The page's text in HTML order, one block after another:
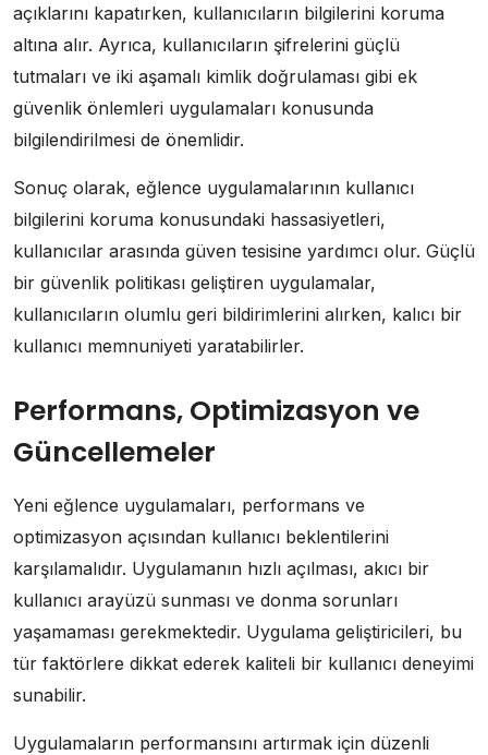
açıklarını kapatırken, kullanıcıların bilgilerini koruma
altına alır. Ayrıca, kullanıcıların şifrelerini güçlü
tutmaları ve iki aşamalı kimlik doğrulaması gibi ek
güvenlik önlemleri uygulamaları konusunda
bilgilendirilmesi de önemlidir.
Sonuç olarak, eğlence uygulamalarının kullanıcı
bilgilerini koruma konusundaki hassasiyetleri,
kullanıcılar arasında güven tesisine yardımcı olur. Güçlü
bir güvenlik politikası geliştiren uygulamalar,
kullanıcıların olumlu geri bildirimlerini alırken, kalıcı bir
kullanıcı memnuniyeti yaratabilirler.
Performans, Optimizasyon ve
Güncellemeler
Yeni eğlence uygulamaları, performans ve
optimizasyon açısından kullanıcı beklentilerini
karşılamalıdır. Uygulamanın hızlı açılması, akıcı bir
kullanıcı arayüzü sunması ve donma sorunları
yaşamaması gerekmektedir. Uygulama geliştiricileri, bu
tür faktörlere dikkat ederek kaliteli bir kullanıcı deneyimi
sunabilir.
Uygulamaların performansını artırmak için düzenli